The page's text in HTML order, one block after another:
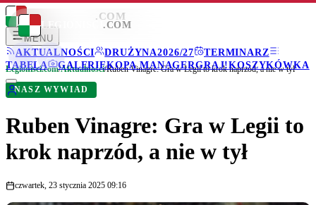
LEGIONISCI .COM
MENU
AKTUALNOŚCI
DRUŻYNA2026/27
TERMINARZ
TABELA
GALERIEKOPA MANAGERGRAJ!KOSZYKÓWKA
LEGIONISCI .COM
Legionisci.com/Aktualności/Ruben Vinagre: Gra w Legii to krok naprzód, a nie w tył
NASZ WYWIAD
Ruben Vinagre: Gra w Legii to
krok naprzód, a nie w tył
czwartek, 23 stycznia 2025 09:16